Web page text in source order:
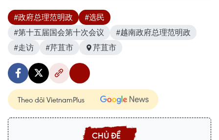
#政府总理范明政
#选民
#第十五届国会第十次会议
#越南政府总理范明政
#走访
#芹苴市 芹苴市
Theo dõi VietnamPlus